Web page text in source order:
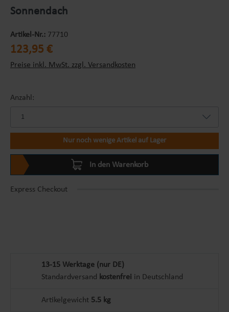
Sonnendach
Artikel-Nr.: 77710
Regulärer Preis:
123,95 €
Preise inkl. MwSt. zzgl. Versandkosten
Anzahl:
Nur noch wenige Artikel auf Lager
In den Warenkorb
Express Checkout
13-15 Werktage (nur DE)
Standardversand kostenfrei in Deutschland
Artikelgewicht 5.5 kg